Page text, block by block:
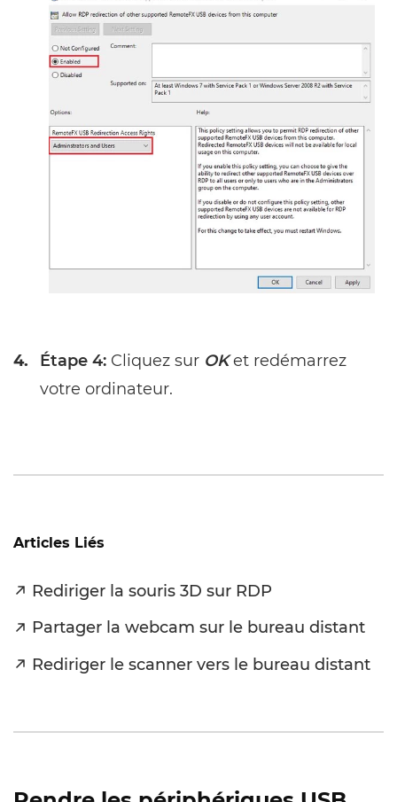
4. Étape 4: Cliquez sur OKet redémarrez
votre ordinateur.
Articles Liés
Rediriger la souris 3D sur RDP
Partager la webcam sur le bureau distant
Rediriger le scanner vers le bureau distant